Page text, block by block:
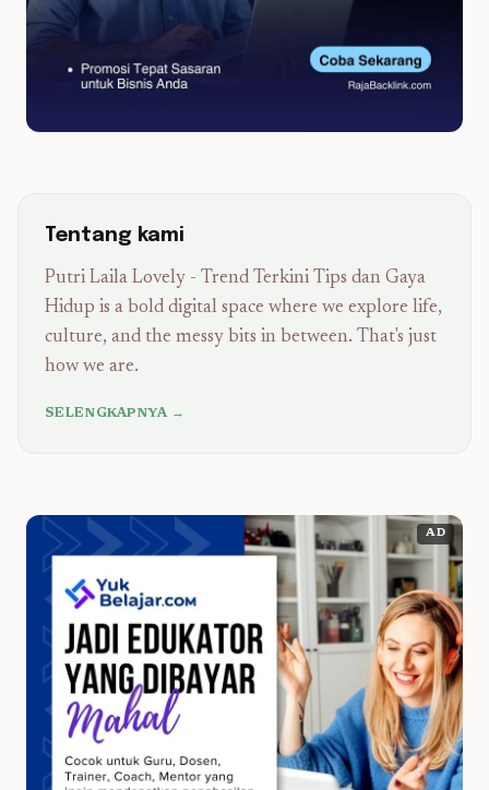
Tentang kami
Putri Laila Lovely - Trend Terkini Tips dan Gaya
Hidup is a bold digital space where we explore life,
culture, and the messy bits in between. That's just
how we are.
SELENGKAPNYA →
AD